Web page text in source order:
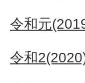
令和元
令和